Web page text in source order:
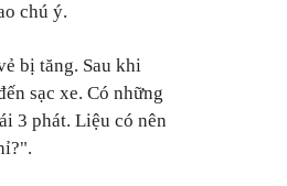
chú ý.
bị tăng. Sau khi
sạc xe. Có những
3 phát. Liệu có nên